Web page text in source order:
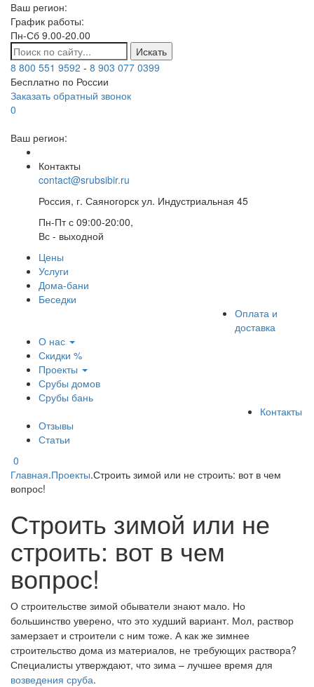
Ваш регион:
График работы:
Пн-Сб 9.00-20.00
Искать
8 800 551 9592 - 8 903 077 0399
Бесплатно по России
Заказать обратный звонок
0
Ваш регион:
Контакты
contact@srubsibir.ru
Россия, г. Саяногорск ул. Индустриальная 45
Пн-Пт с 09:00-20:00,
Вс - выходной
Цены
Услуги
Дома-бани
Беседки
Оплата и
доставка
О нас
Скидки %
Проекты
Срубы домов
Срубы бань
Контакты
Отзывы
Статьи
0
Главная.Проекты.Строить зимой или не строить: вот в чем
вопрос!
Строить зимой или не
строить: вот в чем
вопрос!
О строительстве зимой обыватели знают мало. Но
большинство уверено, что это худший вариант. Мол, раствор
замерзает и строители с ним тоже. А как же зимнее
строительство дома из материалов, не требующих раствора?
Специалисты утверждают, что зима – лучшее время для
возведения сруба.